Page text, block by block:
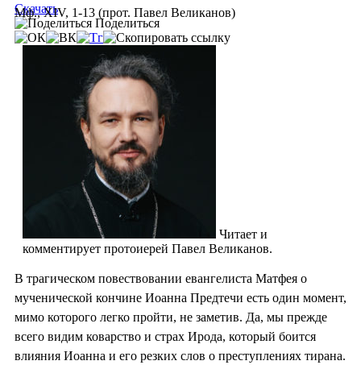
Мф., XIV, 1-13 (прот. Павел Великанов)
Скачать
Поделиться
Читает и
комментирует протоиерей Павел Великанов.
В трагическом повествовании евангелиста Матфея о
мученической кончине Иоанна Предтечи есть один момент,
мимо которого легко пройти, не заметив. Да, мы прежде
всего видим коварство и страх Ирода, который боится
влияния Иоанна и его резких слов о преступлениях тирана.